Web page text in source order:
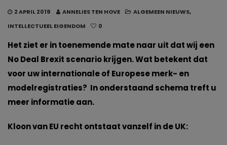
2 APRIL 2019 ANNELIES TEN HOVE ALGEMEEN NIEUWS,
INTELLECTUEEL EIGENDOM
0
Het ziet er in toenemende mate naar uit dat wij een
No Deal Brexit scenario krijgen. Wat betekent dat
voor uw internationale of Europese merk- en
modelregistraties? In onderstaand schema treft u
meer informatie aan.
Kloon van EU recht ontstaat vanzelf in de UK: